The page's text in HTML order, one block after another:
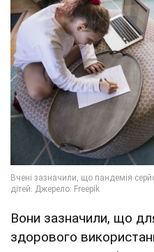
Вони зазначили, що
здорового